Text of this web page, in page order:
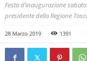
Festa d’inaugurazione
presidente della Regione
28 Marzo 2019 1391